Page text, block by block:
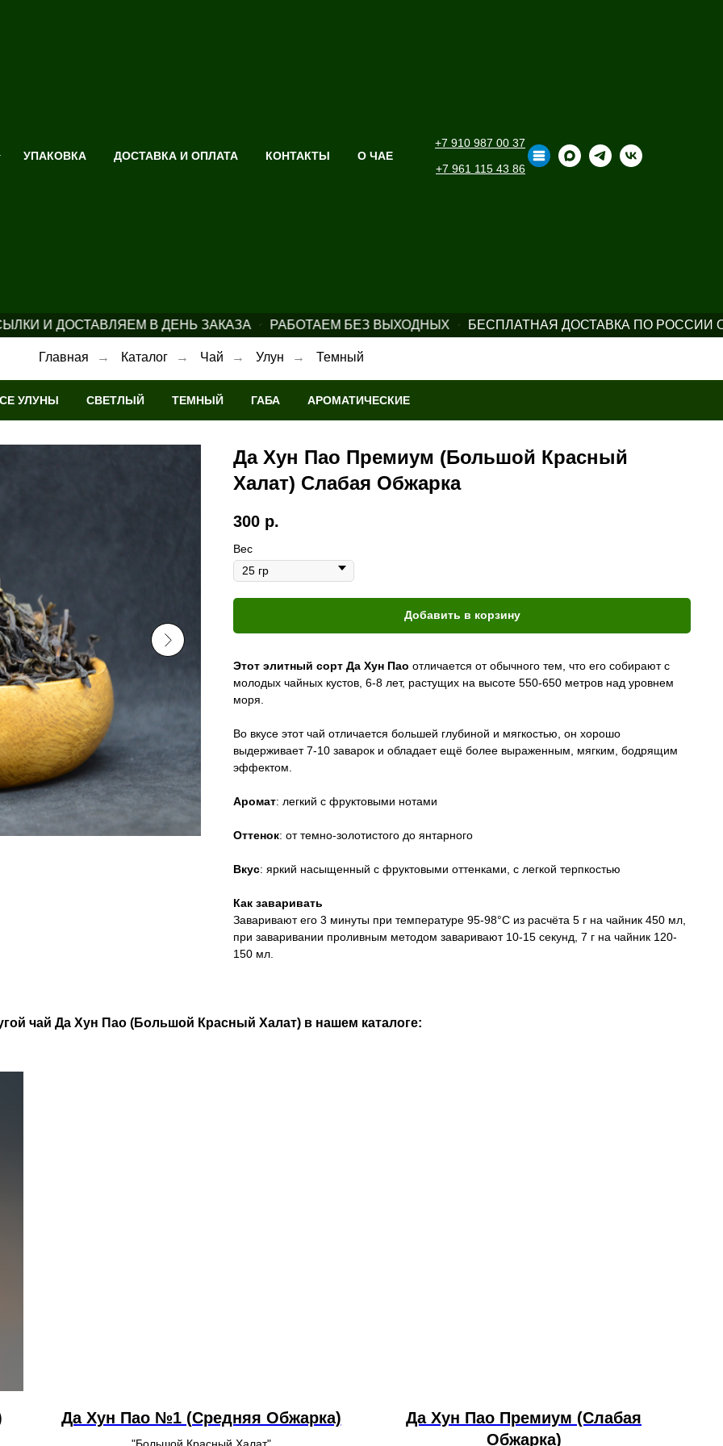
УПАКОВКА ДОСТАВКА И ОПЛАТА КОНТАКТЫ О ЧАЕ
+7 910 987 00 37
+7 961 115 43 86
И ДОСТАВЛЯЕМ В ДЕНЬ ЗАКАЗА РАБОТАЕМ БЕЗ ВЫХОДНЫХ БЕСПЛАТНАЯ ДОСТАВКА ПО РОССИИ
Главная → Каталог → Чай → Улун → Темный
УЛУНЫ СВЕТЛЫЙ ТЕМНЫЙ ГАБА АРОМАТИЧЕСКИЕ
Да Хун Пао Премиум (Большой Красный
Халат) Слабая Обжарка
300 р.
Вес
Добавить в корзину
Этот элитный сорт Да Хун Пао отличается от обычного тем, что его собирают с
молодых чайных кустов, 6-8 лет, растущих на высоте 550-650 метров над уровнем
моря.
Во вкусе этот чай отличается большей глубиной и мягкостью, он хорошо
выдерживает 7-10 заварок и обладает ещё более выраженным, мягким, бодрящим
эффектом.
Аромат: легкий с фруктовыми нотами
Оттенок: от темно-золотистого до янтарного
Вкус: яркий насыщенный с фруктовыми оттенками, с легкой терпкостью
Как заваривать
Заваривают его 3 минуты при температуре 95-98°С из расчёта 5 г на чайник 450 мл,
при заваривании проливным методом заваривают 10-15 секунд, 7 г на чайник 120-
150 мл.
чай Да Хун Пао (Большой Красный Халат) в нашем каталоге:
Да Хун Пао №1 (Средняя Обжарка)
"Большой Красный Халат"
Да Хун Пао Премиум (Слабая
Обжарка)